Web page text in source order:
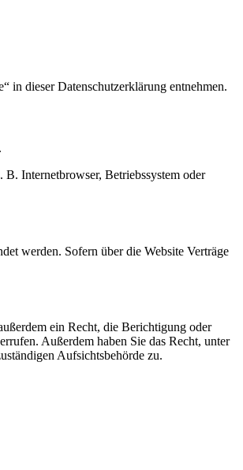
in dieser Datenschutzerklärung entnehmen.
Internetbrowser, Betriebssystem oder
werden. Sofern über die Website Verträge
ein Recht, die Berichtigung oder
Außerdem haben Sie das Recht, unter
Aufsichtsbehörde zu.